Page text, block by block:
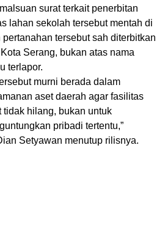
surat terkait penerbitan
lahan sekolah tersebut mentah di
tersebut sah diterbitkan
Serang, bukan atas nama
terlapor.
murni berada dalam
aset daerah agar fasilitas
hilang, bukan untuk
pribadi tertentu,”
Setyawan menutup rilisnya.